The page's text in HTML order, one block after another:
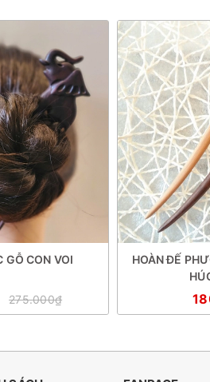
GỖ CON VOI
275.000₫
HOÀN ĐẾ